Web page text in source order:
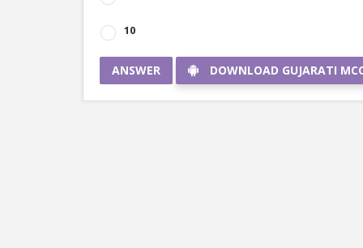
10
ANSWER DOWNLOAD GUJARATI